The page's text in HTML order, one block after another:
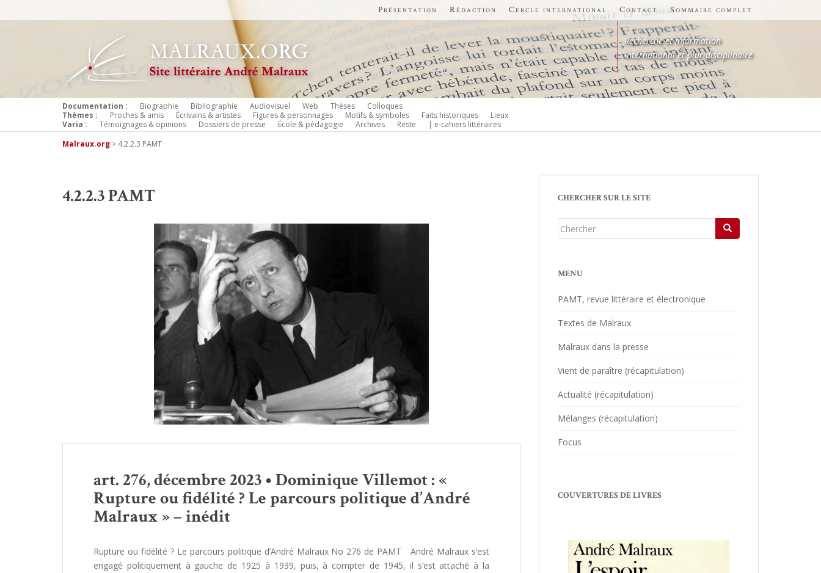
Présentation Rédaction Cercle international Contact Sommaire complet
Recherche et information
International et pluridisciplinaire
Documentation : Biographie Bibliographie Audiovisuel Web Thèses
Colloques
Thèmes :
Proches & amis Écrivains & artistes Figures & personnages Motifs & symboles Faits historiques
Lieux
Varia :
Témoignages & opinions Dossiers de presse École & pédagogie Archives Reste
| e-cahiers littéraires
Malraux.org > 4.2.2.3 PAMT
4.2.2.3 PAMT
art. 276, décembre 2023 • Dominique Villemot : «
Rupture ou fidélité ? Le parcours politique d’André
Malraux » – inédit
Rupture ou fidélité ? Le parcours politique d’André Malraux No 276 de PAMT André Malraux s’est
engagé politiquement à gauche de 1925 à 1939, puis, à compter de 1945, il s’est attaché à la
CHERCHER SUR LE SITE
Chercher...
MENU
PAMT, revue littéraire et électronique
Textes de Malraux
Malraux dans la presse
Vient de paraître (récapitulation)
Actualité (récapitulation)
Mélanges (récapitulation)
Focus
COUVERTURES DE LIVRES